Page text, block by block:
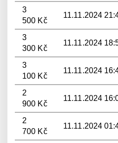
3
500 Kč
11.11.2024
3
300 Kč
11.11.2024
3
100 Kč
11.11.2024
2
900 Kč
11.11.2024
2
700 Kč
11.11.2024